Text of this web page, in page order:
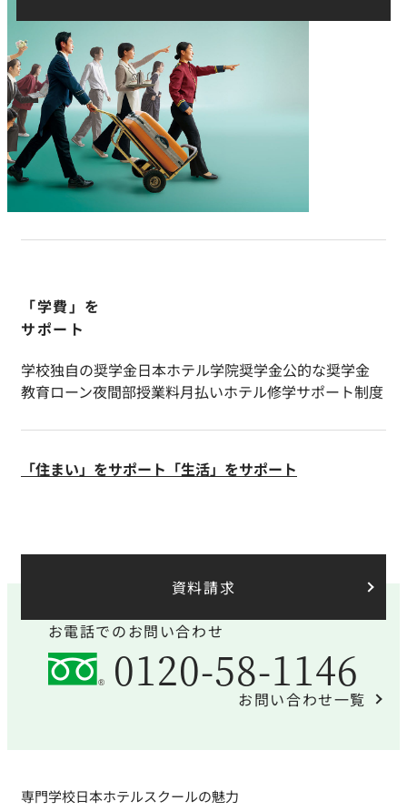
「学費」を
サポート
学校独自の奨学金日本ホテル学院奨学金公的な奨学金
教育ローン夜間部授業料月払いホテル修学サポート制度
「住まい」をサポート 「生活」をサポート
資料請求
お電話でのお問い合わせ
0120-58-1146
お問い合わせ一覧
専門学校日本ホテルスクールの魅力